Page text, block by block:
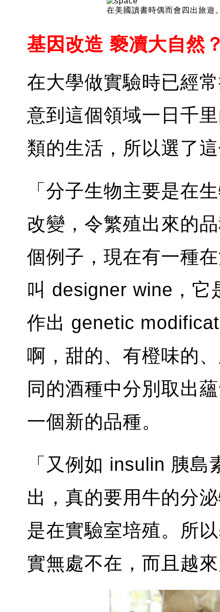
在美國讀書時偶而會四出旅遊
基因改造 褻凟大自然
在大學做實驗時已經
意到這個領域一日千
類的生活，所以選了
「分子生物主要是在
改變，令繁殖出來的
個例子，現在有一種
叫 designer wine，它
作出 genetic
啊，甜的、有橙味的
同的酒種中分別取出
一個新的品種。
「又例如 insulin 胰
出，真的要用牛的分
是在實驗室培殖。所
實無處不在，而且越